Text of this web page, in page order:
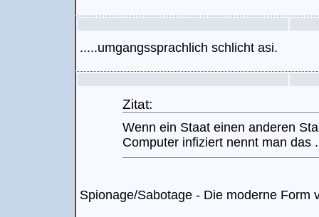
.....umgangssprachlich schlicht asi.
Zitat:
Wenn ein Staat einen anderen
Computer infiziert nennt man das
Spionage/Sabotage - Die moderne Form